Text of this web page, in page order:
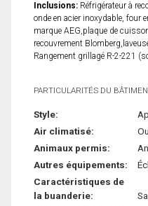
Inclusions: Réfrigérateur à
onde en acier inoxydable, four
marque AEG,plaque de
recouvrement
Rangement grillagé R-2-221
PARTICULARITÉS DU
Style:
Air climatisé:
Animaux permis:
Autres équipements:
Caractéristiques de
la buanderie: